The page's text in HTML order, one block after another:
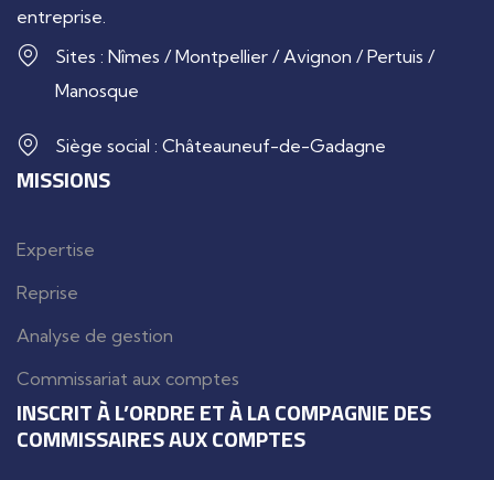
entreprise.
Sites : Nîmes / Montpellier / Avignon / Pertuis /
Manosque
Siège social : Châteauneuf-de-Gadagne
MISSIONS
Expertise
Reprise
Analyse de gestion
Commissariat aux comptes
INSCRIT À L’ORDRE ET À LA COMPAGNIE DES
COMMISSAIRES AUX COMPTES